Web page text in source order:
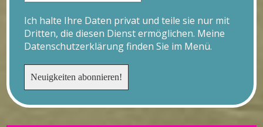
Ich halte Ihre Daten privat und teile sie nur mit
Dritten, die diesen Dienst ermöglichen. Meine
Datenschutzerklärung finden Sie im Menü.